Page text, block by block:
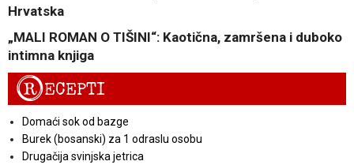
Hrvatska
„MALI ROMAN O TIŠINI“: Kaotična, zamršena i duboko
intimna knjiga
RECEPTI
Domaći sok od bazge
Burek (bosanski) za 1 odraslu osobu
Drugačija svinjska jetrica